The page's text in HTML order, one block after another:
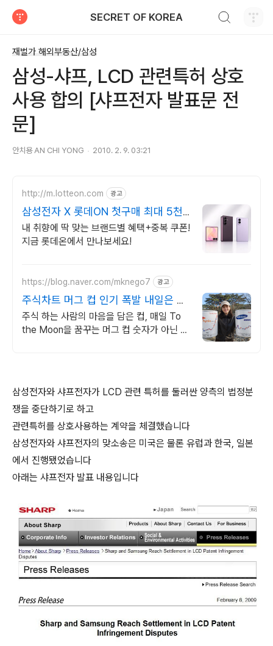
SECRET OF KOREA
재벌가 해외부동산/삼성
삼성-샤프, LCD 관련특허 상호
사용 합의 [샤프전자 발표문 전
문]
안치용 AN CHI YONG 2010. 2. 9. 03:21
http://m.lotteon.com 광고
삼성전자 X 롯데ON 첫구매 최대 5천
원 혜택!
내 취향에 딱 맞는 브랜드별 혜택+중복 쿠폰!
지금 롯데온에서 만나보세요!
https://blog.naver.com/mknego7 광고
주식차트 머그 컵 인기 폭발 내일은 오
늘보다 조금더 높이
주식 하는 사람의 마음을 담은 컵, 매일 To
the Moon을 꿈꾸는 머그 컵 숫자가 아닌 꿈
삼성전자와 샤프전자가 LCD 관련 특허를 둘러싼 양측의 법정분
쟁을 중단하기로 하고
관련특허를 상호사용하는 계약을 체결했습니다
삼성전자와 샤프전자의 맞소송은 미국은 물론 유럽과 한국, 일본
에서 진행됐었습니다
아래는 샤프전자 발표 내용입니다